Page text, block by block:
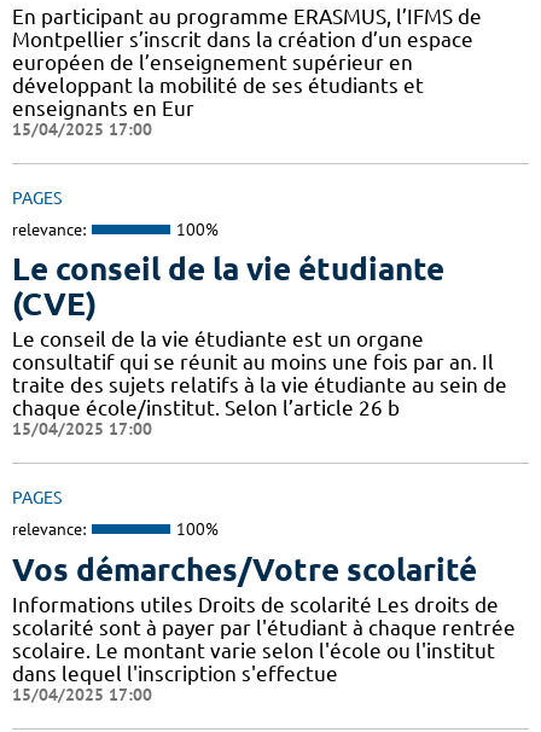
En participant au programme ERASMUS, l’IFMS de
Montpellier s’inscrit dans la création d’un espace
européen de l’enseignement supérieur en
développant la mobilité de ses étudiants et
enseignants en Eur
15/04/2025 17:00
PAGES
relevance: 100%
Le conseil de la vie étudiante
(CVE)
Le conseil de la vie étudiante est un organe
consultatif qui se réunit au moins une fois par an. Il
traite des sujets relatifs à la vie étudiante au sein de
chaque école/institut. Selon l’article 26 b
15/04/2025 17:00
PAGES
relevance: 100%
Vos démarches/Votre scolarité
Informations utiles Droits de scolarité Les droits de
scolarité sont à payer par l'étudiant à chaque rentrée
scolaire. Le montant varie selon l'école ou l'institut
dans lequel l'inscription s'effectue
15/04/2025 17:00